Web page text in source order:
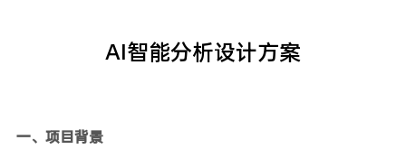
AI智能分析设计方案
一、项目背景